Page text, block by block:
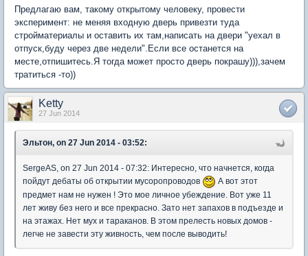
Предлагаю вам, такому открытому человеку, провести
эксперимент: не меняя входную дверь привезти туда
стройматериалы и оставить их там,написать на двери "уехал в
отпуск,буду через две недели".Если все останется на
месте,отпишитесь.Я тогда может просто дверь покрашу))),зачем
тратиться -то))
Ketty
27 Jun 2014
Эльтон, on 27 Jun 2014 - 03:52:
SergeAS, on 27 Jun 2014 - 07:32: Интересно, что начнется, когда
пойдут дебаты об открытии мусоропроводов
А вот этот
предмет нам не нужен ! Это мое личное убеждение. Вот уже 11
лет живу без него и все прекрасно. Зато нет запахов в подъезде и
на этажах. Нет мух и тараканов. В этом прелесть новых домов -
легче не завести эту живность, чем после выводить!